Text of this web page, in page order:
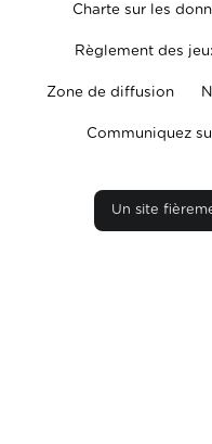
Charte sur les
Règlement des
Zone de diffusion
Communiquez
Un site